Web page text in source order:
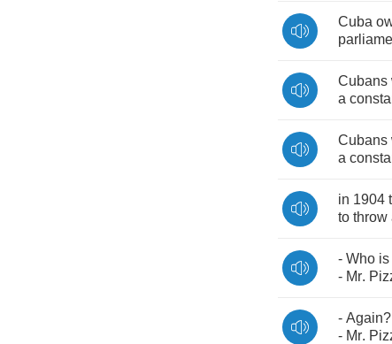
Cuba
Cubans
a
Cubans
a
in 1904
to throw
- Who is
- Mr.
- Again?
- Mr.